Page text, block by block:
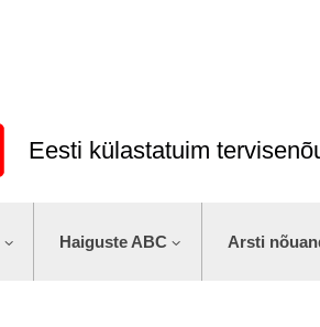
Eesti külastatuim
Haiguste ABC Arsti